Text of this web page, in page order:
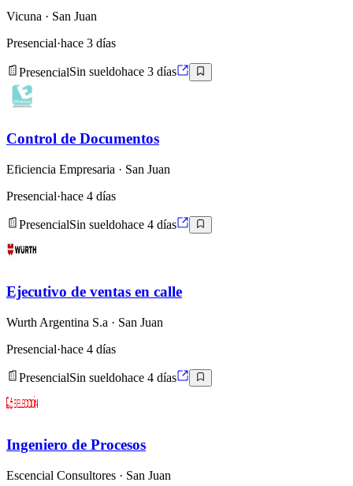
Vicuna · San Juan
Presencial·hace 3 días
PresencialSin sueldohace 3 días
Control de Documentos
Eficiencia Empresaria · San Juan
Presencial·hace 4 días
PresencialSin sueldohace 4 días
Ejecutivo de ventas en calle
Wurth Argentina S.a · San Juan
Presencial·hace 4 días
PresencialSin sueldohace 4 días
Ingeniero de Procesos
Escencial Consultores · San Juan